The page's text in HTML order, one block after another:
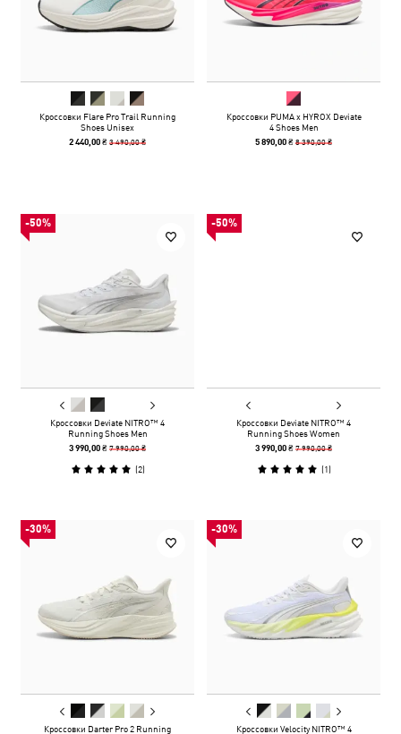
Кроссовки Flare Pro Trail Running
Shoes Unisex
2 440,00 ₴3 490,00 ₴
Кроссовки PUMA x HYROX Deviate
4 Shoes Men
5 890,00 ₴8 390,00 ₴
-50%
Кроссовки Deviate NITRO™ 4
Running Shoes Men
3 990,00 ₴7 990,00 ₴
(2)
-50%
Кроссовки Deviate NITRO™ 4
Running Shoes Women
3 990,00 ₴7 990,00 ₴
(1)
-30%
Кроссовки Darter Pro 2 Running
-30%
Кроссовки Velocity NITRO™ 4